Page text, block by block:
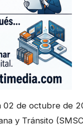
02 de octubre de
y Tránsito